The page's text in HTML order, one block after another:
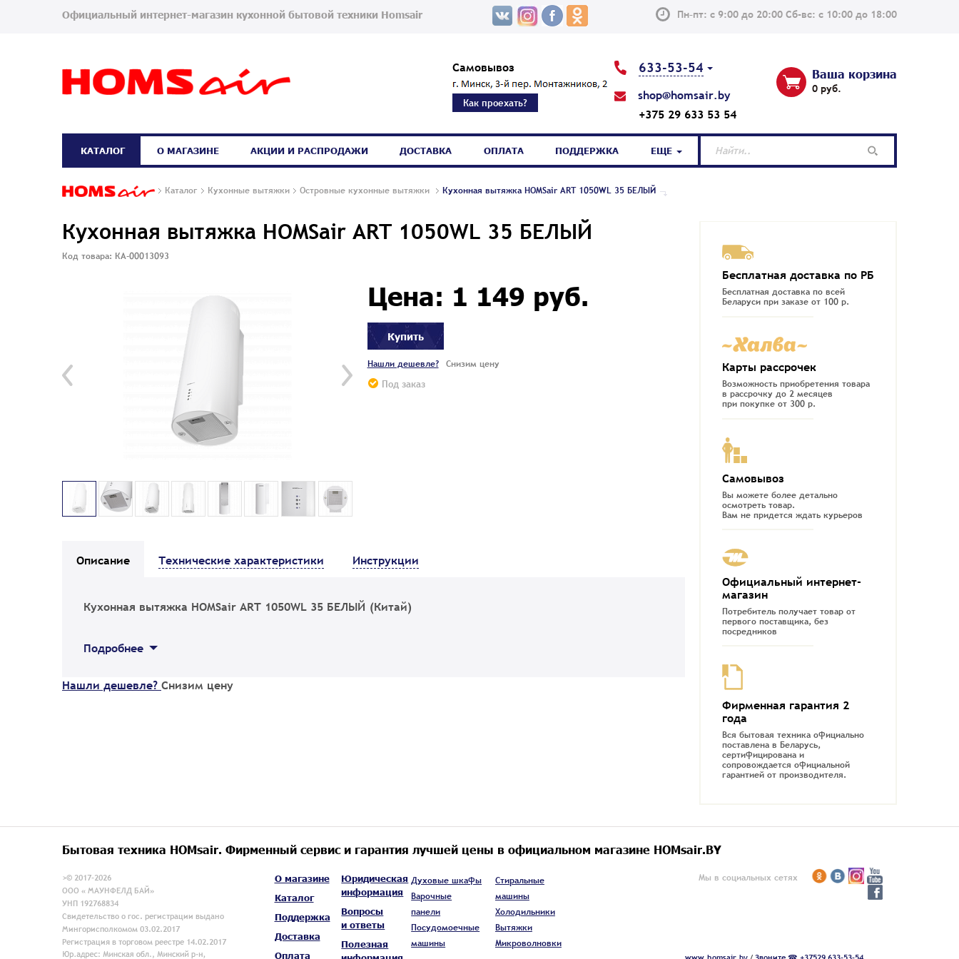
Официальный интернет-магазин кухонной бытовой техники Homsair Пн–пт: с 9:00 до 20:00 Сб-вс: с 10:00 до 18:00
Самовывоз
Как проехать?
633-53-54
shop@homsair.by
+375 29 633 53 54
Ваша корзина
0 руб.
Каталог Кухонные вытяжки Островные кухонные вытяжки Кухонная вытяжка HOMSair ART 1050WL 35 БЕЛЫЙ
Кухонная вытяжка HOMSair ART 1050WL 35 БЕЛЫЙ
Код товара: КА-00013093
Цена: 1 149 руб.
Купить
Нашли дешевле? Снизим цену
Под заказ
Описание Технические характеристики Инструкции
Кухонная вытяжка HOMSair ART 1050WL 35 БЕЛЫЙ (Китай)
Подробнее
Нашли дешевле? Снизим цену
Бесплатная доставка по РБ
Бесплатная доставка по всей
Беларуси при заказе от 100 р.
Карты рассрочек
Возможность приобретения товара
в рассрочку до 2 месяцев
при покупке от 300 р.
Самовывоз
Вы можете более детально
осмотреть товар.
Вам не придется ждать курьеров
Официальный интернет-
магазин
Потребитель получает товар от
первого поставщика, без
посредников
Фирменная гарантия 2
года
Вся бытовая техника официально
поставлена в Беларусь,
сертифицирована и
сопровождается официальной
гарантией от производителя.
КАТАЛОГ О МАГАЗИНЕ АКЦИИ И РАСПРОДАЖИ ДОСТАВКА ОПЛАТА ПОДДЕРЖКА ЕЩЕ
Бытовая техника HOMsair. Фирменный сервис и гарантия лучшей цены в официальном магазине HOMsair.BY
>© 2017-2026
ООО « МАУНФЕЛД БАЙ»
УНП 192768834
Свидетельство о гос. регистрации выдано
Мингорисполкомом 03.02.2017
Регистрация в торговом реестре 14.02.2017
О магазине
Каталог
Поддержка
Доставка
Оплата
Юридическая
информация
Вопросы
и ответы
Полезная
Духовые шкафы
Варочные
панели
Посудомоечные
машины
Стиральные
машины
Холодильники
Вытяжки
Микроволновки
Мы в социальных сетях